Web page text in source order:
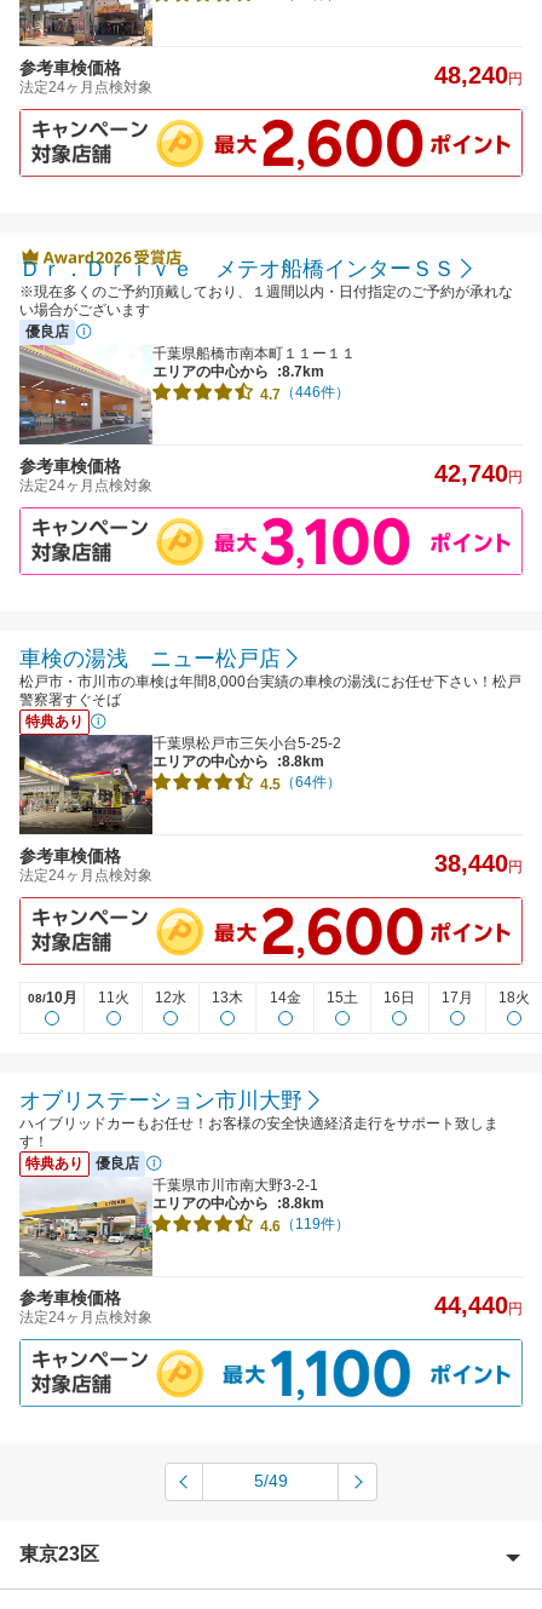
参考車検価格
法定24ヶ月点検対象 48,240円
Ｄｒ．Ｄｒｉｖｅ メテオ船橋インターＳＳ
※現在多くのご予約頂戴しており、１週間以内・日付指定のご予約が承れな
い場合がございます
優良店
千葉県船橋市南本町１１ー１１
エリアの中心から
:8.7km
4.7 （446件）
参考車検価格
法定24ヶ月点検対象 42,740円
車検の湯浅 ニュー松戸店
松戸市・市川市の車検は年間8,000台実績の車検の湯浅にお任せ下さい！松戸
警察署すぐそば
特典あり
千葉県松戸市三矢小台5-25-2
エリアの中心から
:8.8km
4.5 （64件）
参考車検価格
法定24ヶ月点検対象 38,440円
08/10月 11火 12水 13木 14金 15土 16日 17月 18火
オブリステーション市川大野
ハイブリッドカーもお任せ！お客様の安全快適経済走行をサポート致しま
す！
特典あり
優良店
千葉県市川市南大野3-2-1
エリアの中心から
:8.8km
4.6 （119件）
参考車検価格
法定24ヶ月点検対象 44,440円
5/49
東京23区